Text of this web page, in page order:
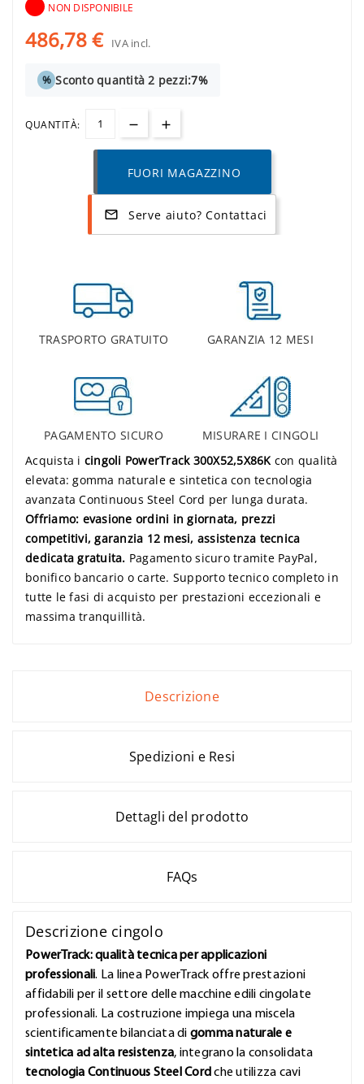
NON DISPONIBILE
486,78 € IVA incl.
% Sconto quantità 2 pezzi:7%
QUANTITÀ:
FUORI MAGAZZINO
mail_outline Serve aiuto? Contattaci
TRASPORTO GRATUITO GARANZIA 12 MESI
PAGAMENTO SICURO
MISURARE I CINGOLI
Acquista i cingoli PowerTrack 300X52,5X86Kcon qualità
elevata: gomma naturale e sintetica con tecnologia
avanzata Continuous Steel Cord per lunga durata.
Offriamo: evasione ordini in giornata, prezzi
competitivi, garanzia 12 mesi, assistenza tecnica
dedicata gratuita. Pagamento sicuro tramite PayPal,
bonifico bancario o carte. Supporto tecnico completo in
tutte le fasi di acquisto per prestazioni eccezionali e
massima tranquillità.
Descrizione
Spedizioni e Resi
Dettagli del prodotto
FAQs
Descrizione cingolo
PowerTrack: qualità tecnica per applicazioni
professionali. La linea PowerTrack offre prestazioni
affidabili per il settore delle macchine edili cingolate
professionali. La costruzione impiega una miscela
scientificamente bilanciata di gomma naturale e
sintetica ad alta resistenza, integrano la consolidata
tecnologia Continuous Steel Cord che utilizza cavi